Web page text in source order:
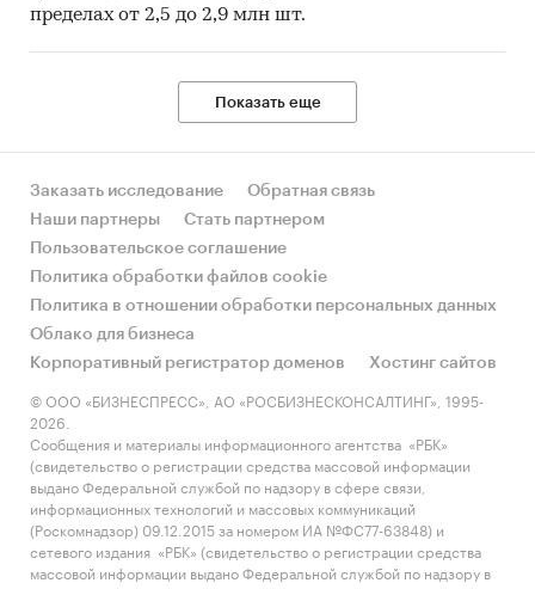
Категории: Потребительские товары
пределах от 2,5 до 2,9 млн шт.
Показать еще
Заказать исследование
Обратная связь
Наши партнеры
Стать партнером
Пользовательское соглашение
Политика обработки файлов cookie
Политика в отношении обработки персональных данных
Облако для бизнеса
Корпоративный регистратор доменов
Хостинг сайтов
© ООО «БИЗНЕСПРЕСС», АО «РОСБИЗНЕСКОНСАЛТИНГ», 1995-
2026.
Сообщения и материалы информационного агентства «РБК»
(свидетельство о регистрации средства массовой информации
выдано Федеральной службой по надзору в сфере связи,
информационных технологий и массовых коммуникаций
(Роскомнадзор) 09.12.2015 за номером ИА №ФС77-63848) и
сетевого издания «РБК» (свидетельство о регистрации средства
массовой информации выдано Федеральной службой по надзору в